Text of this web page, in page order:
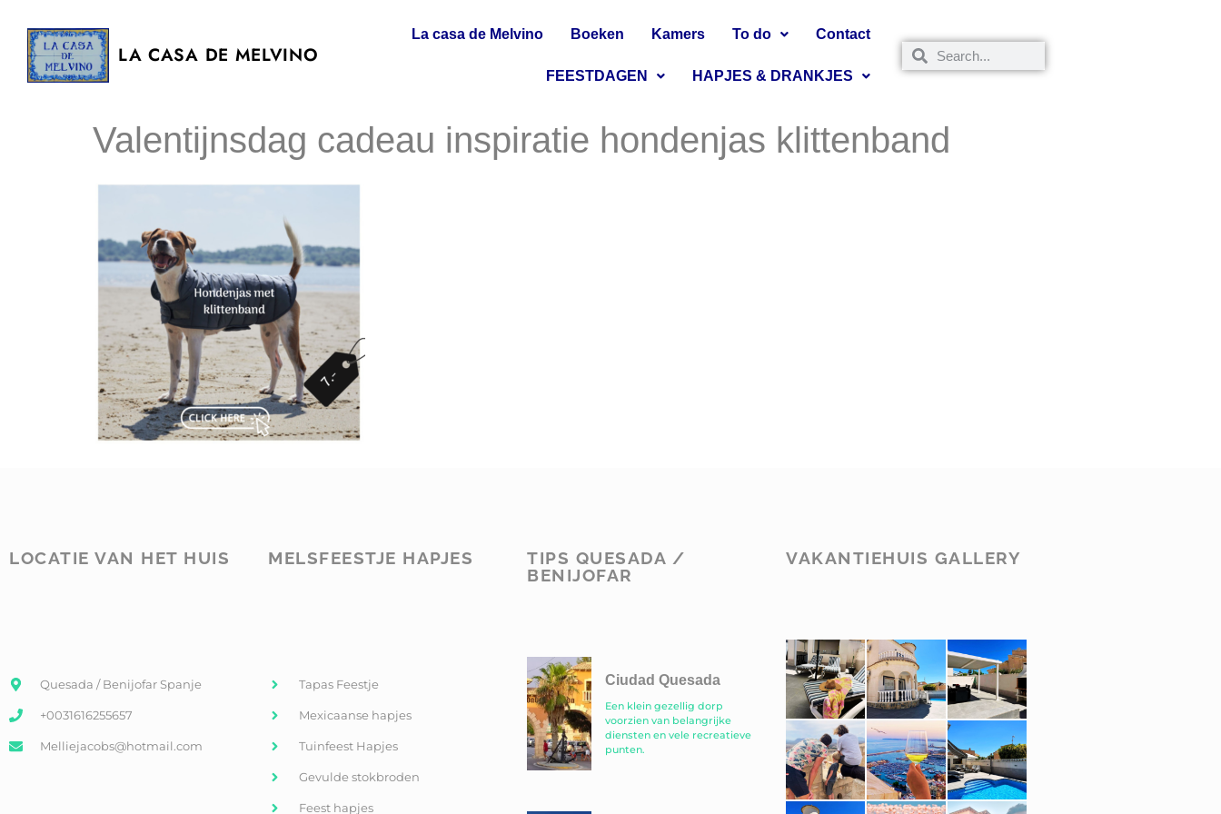
LA CASA DE MELVINO
La casa de Melvino Boeken Kamers To do Contact
FEESTDAGEN HAPJES & DRANKJES
Valentijnsdag cadeau inspiratie hondenjas klittenband
LOCATIE VAN HET HUIS
Quesada / Benijofar Spanje
+0031616255657
Melliejacobs@hotmail.com
MELSFEESTJE HAPJES
Tapas Feestje
Mexicaanse hapjes
Tuinfeest Hapjes
Gevulde stokbroden
Feest hapjes
TIPS QUESADA /
BENIJOFAR
Ciudad Quesada
Een klein gezellig dorp
voorzien van belangrijke
diensten en vele recreatieve
punten.
VAKANTIEHUIS GALLERY